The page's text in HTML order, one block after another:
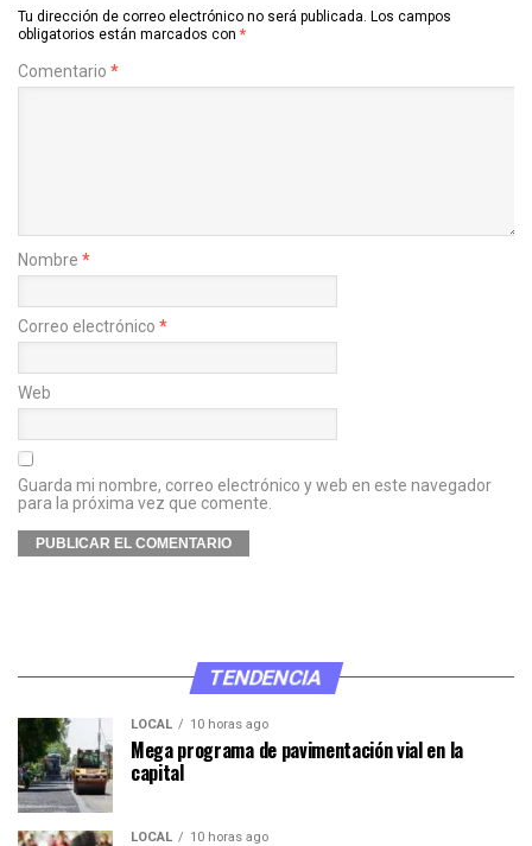
Tu dirección de correo electrónico no será publicada. Los campos
obligatorios están marcados con *
Comentario *
Nombre *
Correo electrónico *
Web
Guarda mi nombre, correo electrónico y web en este navegador
para la próxima vez que comente.
TENDENCIA
LOCAL 10 horas ago
Mega programa de pavimentación vial en la
capital
LOCAL 10 horas ago